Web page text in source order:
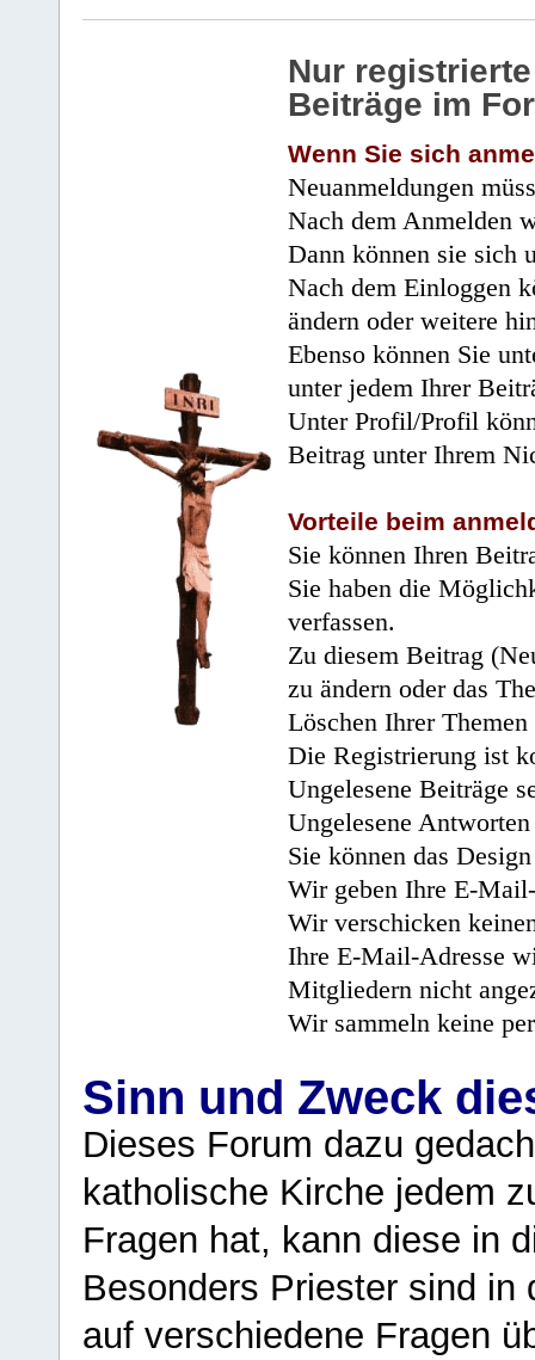
Nur
Beiträge im
Wenn Sie sich
Neuanmeldungen
Nach dem Anmelden
Dann können sie sich
Nach dem Einloggen
ändern oder weitere
Ebenso können Sie
unter jedem Ihrer
Unter Profil/Profil
Beitrag unter Ihrem
Vorteile beim
Sie können Ihren
Sie haben die
verfassen.
Zu diesem Beitrag
zu ändern oder das
Löschen Ihrer
Die Registrierung ist
Ungelesene Beiträge
Ungelesene
Sie können das
Wir geben Ihre E-
Wir verschicken
Ihre E-Mail-Adresse
Mitgliedern nicht
Wir sammeln keine
Sinn und Zweck
Dieses Forum dazu
katholische Kirche jedem
Fragen hat, kann diese in
Besonders Priester sind in
auf verschiedene Fragen